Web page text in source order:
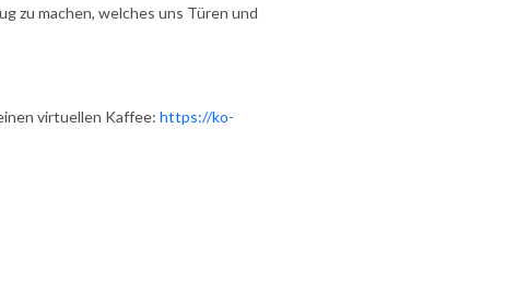
zu machen, welches uns Türen und
virtuellen Kaffee: https://ko-